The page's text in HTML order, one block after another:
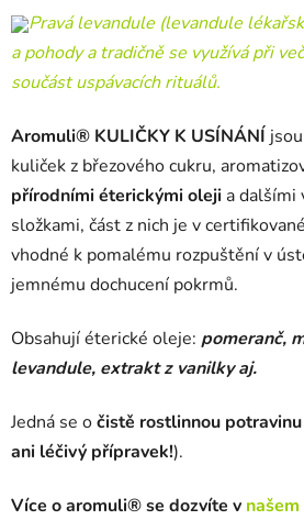
Pravá levandule (levandule
a pohody a tradičně se využívá při
součást uspávacích rituálů.
Aromuli® KULIČKY K USÍNÁNÍ
kuliček z březového cukru,
přírodními éterickými oleji a dalšími
složkami, část z nich je v
vhodné k pomalému rozpuštění v
jemnému dochucení pokrmů.
Obsahují éterické oleje: pomeranč,
levandule, extrakt z vanilkyaj.
Jedná se očistě rostlinnou potravinu
ani léčivý přípravek!).
Více o aromuli® se dozvíte v